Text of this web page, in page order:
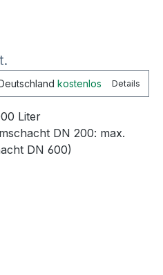
kostenlos Details
Liter
DN 200: max.
DN 600)